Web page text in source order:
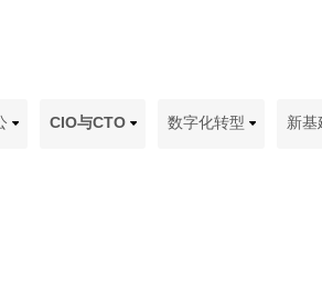
CIO与CTO 数字化转型 新基